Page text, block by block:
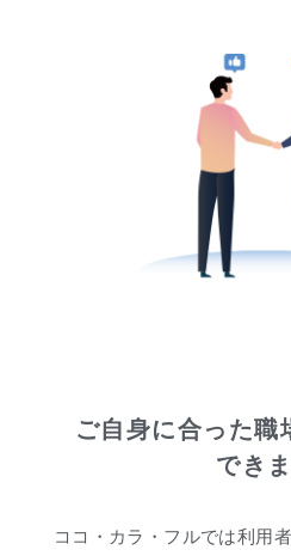
ご自身に合った職
でき
ココ・カラ・フルでは利用